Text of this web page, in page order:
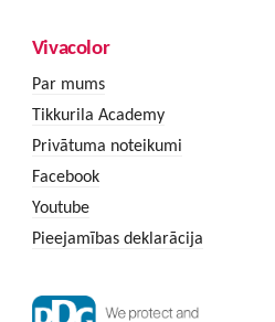
Vivacolor
Par mums
Tikkurila Academy
Privātuma noteikumi
Facebook
Youtube
Pieejamības deklarācija